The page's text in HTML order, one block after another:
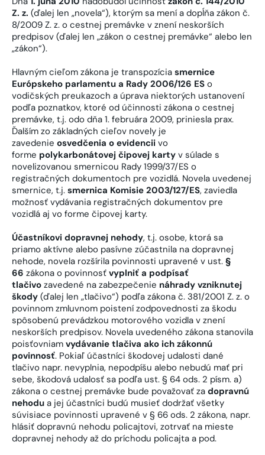
Z. z. (ďalej len „novela“), ktorým sa mení a dopĺňa zákon č.
8/2009 Z. z. o cestnej premávke v znení neskorších
predpisov (ďalej len „zákon o cestnej premávke“ alebo len
„zákon“).
Hlavným cieľom zákona je transpozícia smernice
Európskeho parlamentu a Rady 2006/126 ES o
vodičských preukazoch a úprava niektorých ustanovení
podľa poznatkov, ktoré od účinnosti zákona o cestnej
premávke, t.j. odo dňa 1. februára 2009, priniesla prax.
Ďalším zo základných cieľov novely je
zavedenie osvedčenia o evidencii vo
forme polykarbonátovej čipovej karty v súlade s
novelizovanou smernicou Rady 1999/37/ES o
registračných dokumentoch pre vozidlá. Novela uvedenej
smernice, t.j. smernica Komisie 2003/127/ES, zaviedla
možnosť vydávania registračných dokumentov pre
vozidlá aj vo forme čipovej karty.
Účastníkovi dopravnej nehody, t.j. osobe, ktorá sa
priamo aktívne alebo pasívne zúčastnila na dopravnej
nehode, novela rozšírila povinnosti upravené v ust. §
66 zákona o povinnosť vyplniť a podpísať
tlačivo zavedené na zabezpečenie náhrady vzniknutej
škody (ďalej len „tlačivo“) podľa zákona č. 381/2001 Z. z. o
povinnom zmluvnom poistení zodpovednosti za škodu
spôsobenú prevádzkou motorového vozidla v znení
neskorších predpisov. Novela uvedeného zákona stanovila
poisťovniam vydávanie tlačiva ako ich zákonnú
povinnosť. Pokiaľ účastníci škodovej udalosti dané
tlačivo napr. nevyplnia, nepodpíšu alebo nebudú mať pri
sebe, škodová udalosť sa podľa ust. § 64 ods. 2 písm. a)
zákona o cestnej premávke bude považovať za dopravnú
nehodu a jej účastníci budú musieť dodržať všetky
súvisiace povinnosti upravené v § 66 ods. 2 zákona, napr.
hlásiť dopravnú nehodu policajtovi, zotrvať na mieste
dopravnej nehody až do príchodu policajta a pod.